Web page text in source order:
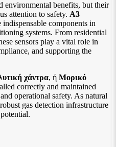
environmental benefits, but their
attention to safety. A3
indispensable components in
systems. From residential
sensors play a vital role in
and supporting the
χάντρα, ή Μορικό
correctly and maintained
operational safety. As natural
gas detection infrastructure